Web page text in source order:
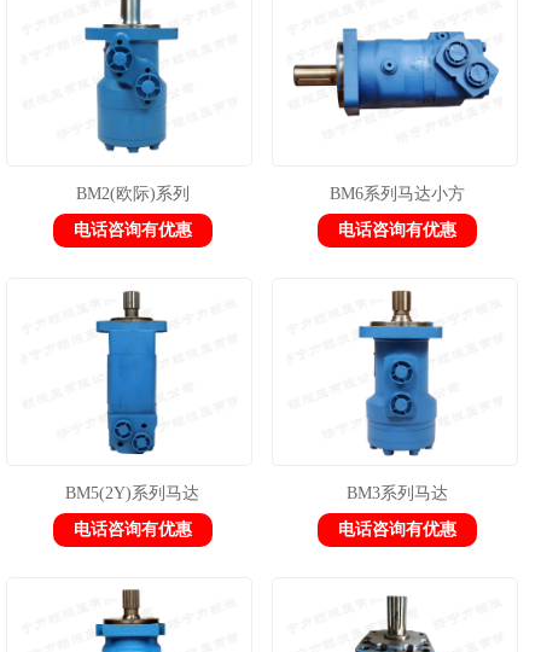
BM2(欧际)系列
电话咨询有优惠
BM6系列马达小方
电话咨询有优惠
BM5(2Y)系列马达
电话咨询有优惠
BM3系列马达
电话咨询有优惠